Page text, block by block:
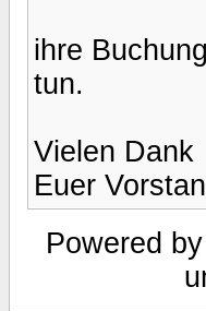
ihre
tun.
Vielen Dank
Euer
Powered